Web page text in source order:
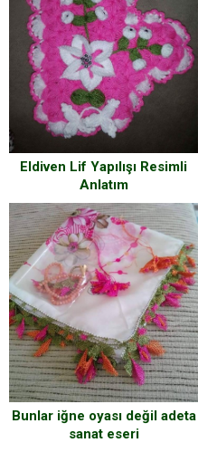
Eldiven Lif Yapılışı Resimli
Anlatım
Bunlar iğne oyası değil adeta
sanat eseri